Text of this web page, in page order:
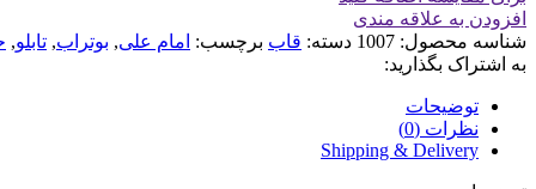
افزودن به علاقه مندی
شناسه محصول: 1007 دسته: قاب برچسب: امام علی, بوتراب, تابلو,
به اشتراک بگذارید:
توضیحات
نظرات (0)
Shipping & Delivery